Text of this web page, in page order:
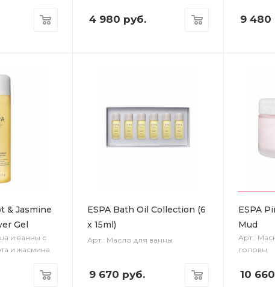
4 980 руб. 9 480
& Jasmine
Gel
и ванны с
и жасмина
ESPA Bath Oil Collection (6
x 15ml)
Арт.: Масло для ванны
9 670 руб.
ESPA
Mud
Арт.:
головы
10 660